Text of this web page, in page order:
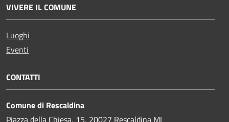
VIVERE IL COMUNE
Luoghi
Eventi
CONTATTI
Comune di Rescaldina
Piazza della Chiesa, 15, 20027 Rescaldina MI